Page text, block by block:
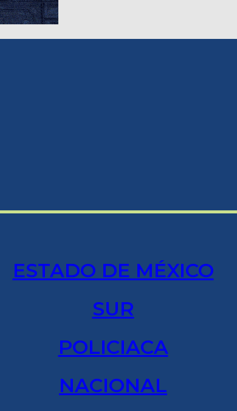
ESTADO DE MÉXICO
SUR
POLICIACA
NACIONAL